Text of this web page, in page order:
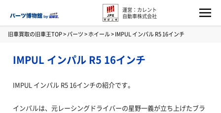
運営：カレント
自動車株式会社
旧車買取の旧車王TOP>パーツ>ホイール>IMPUL インパル R5 16インチ
IMPUL インパル R5 16インチ
IMPUL インパル R5 16インチの紹介です。
インパルは、元レーシングドライバーの星野一義が立ち上げたブラ